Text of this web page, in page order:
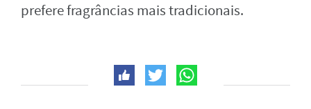
prefere fragrâncias mais tradicionais.